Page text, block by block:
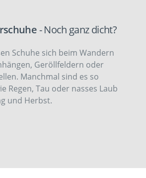
- Noch ganz dicht?
Schuhe sich beim Wandern
Geröllfeldern oder
Manchmal sind es so
Regen, Tau oder nasses Laub
und Herbst.